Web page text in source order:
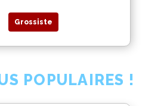
Grossiste
POPULAIRES !